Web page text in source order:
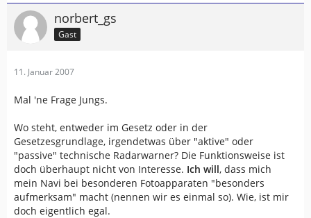
norbert_gs
Gast
11. Januar 2007
Mal 'ne Frage Jungs.
Wo steht, entweder im Gesetz oder in der
Gesetzesgrundlage, irgendetwas über "aktive" oder
"passive" technische Radarwarner? Die Funktionsweise ist
doch überhaupt nicht von Interesse. Ich will, dass mich
mein Navi bei besonderen Fotoapparaten "besonders
aufmerksam" macht (nennen wir es einmal so). Wie, ist mir
doch eigentlich egal.